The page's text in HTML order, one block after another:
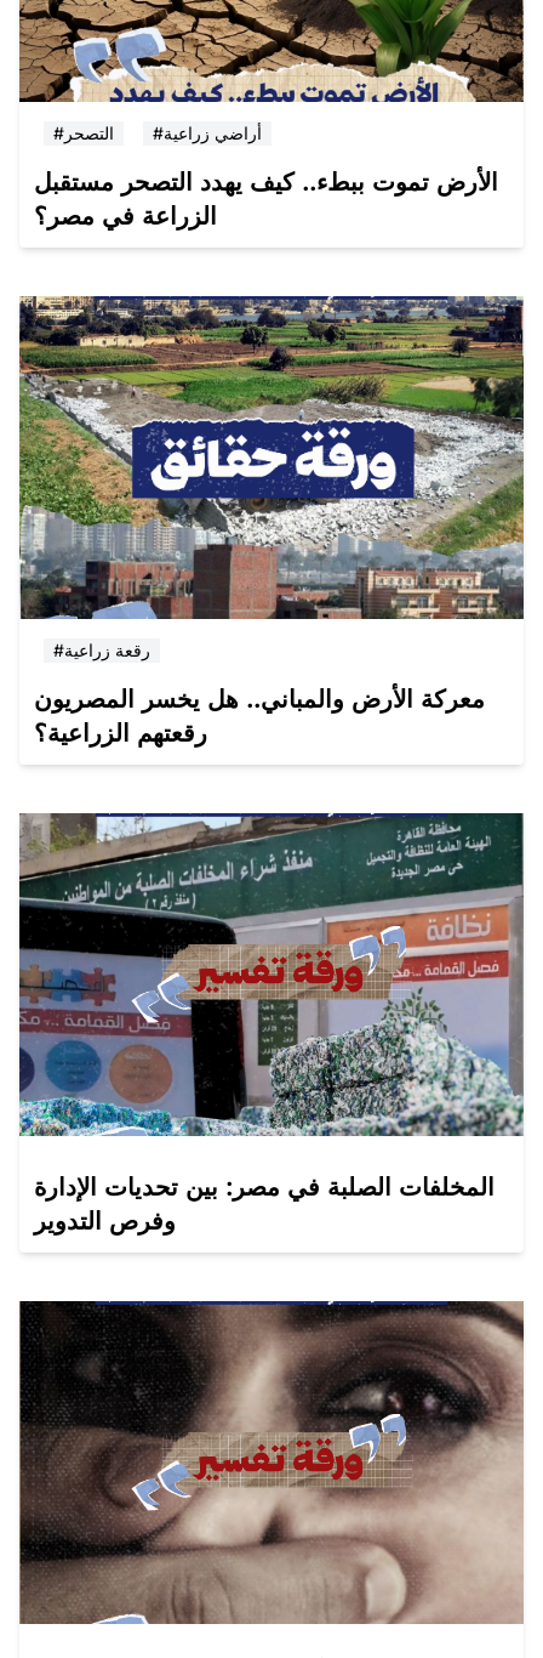
#التصحر #أراضي زراعية
الأرض تموت ببطء.. كيف يهدد التصحر مستقبل
الزراعة في مصر؟
#رقعة زراعية
معركة الأرض والمباني.. هل يخسر المصريون
رقعتهم الزراعية؟
المخلفات الصلبة في مصر: بين تحديات الإدارة
وفرص التدوير